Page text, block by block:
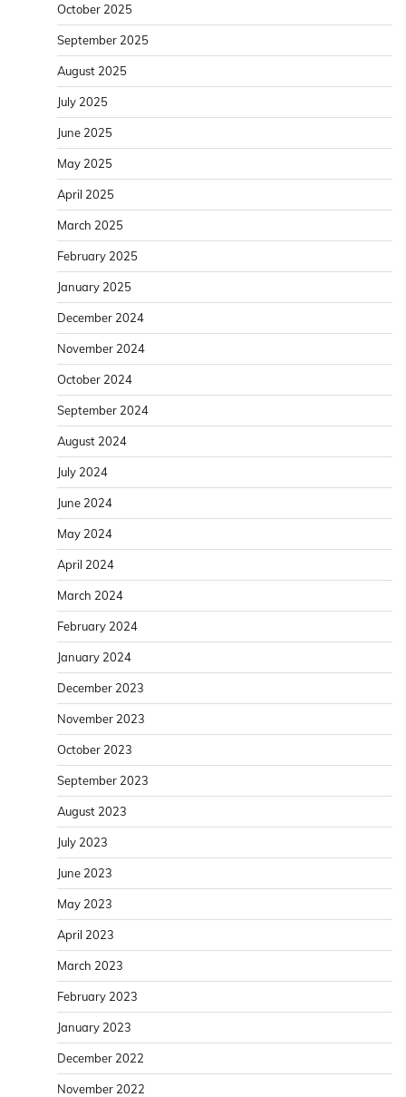
October 2025
September 2025
August 2025
July 2025
June 2025
May 2025
April 2025
March 2025
February 2025
January 2025
December 2024
November 2024
October 2024
September 2024
August 2024
July 2024
June 2024
May 2024
April 2024
March 2024
February 2024
January 2024
December 2023
November 2023
October 2023
September 2023
August 2023
July 2023
June 2023
May 2023
April 2023
March 2023
February 2023
January 2023
December 2022
November 2022